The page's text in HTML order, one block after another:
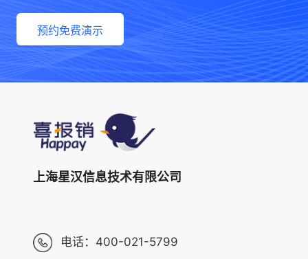
预约免费演示
上海星汉信息技术有限公司
电话： 400-021-5799